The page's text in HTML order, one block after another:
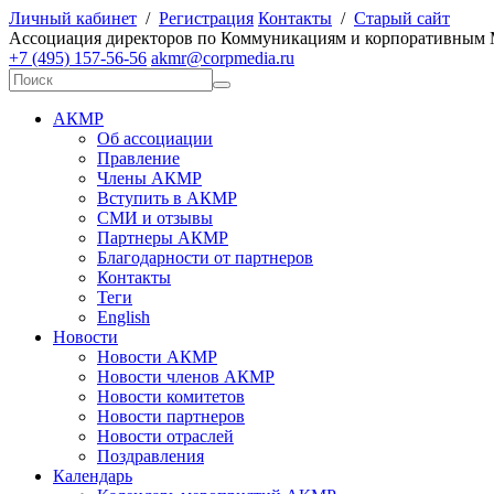
Личный кабинет / Регистрация Контакты / Старый сайт
Ассоциация директоров по Коммуникациям и корпоративным
+7 (495) 157-56-56 akmr@corpmedia.ru
АКМР
Об ассоциации
Правление
Члены АКМР
Вступить в АКМР
СМИ и отзывы
Партнеры АКМР
Благодарности от партнеров
Контакты
Теги
English
Новости
Новости АКМР
Новости членов АКМР
Новости комитетов
Новости партнеров
Новости отраслей
Поздравления
Календарь